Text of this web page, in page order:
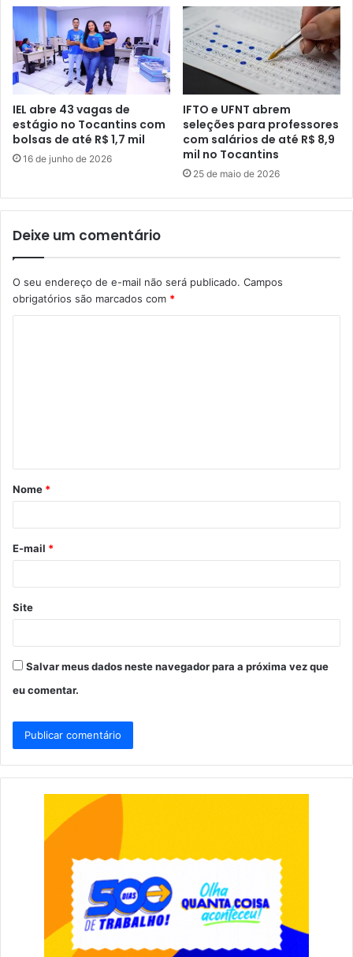
IEL abre 43 vagas de
estágio no Tocantins com
bolsas de até R$ 1,7 mil
16 de junho de 2026
IFTO e UFNT abrem
seleções para professores
com salários de até R$ 8,9
mil no Tocantins
25 de maio de 2026
Deixe um comentário
O seu endereço de e-mail não será publicado. Campos
obrigatórios são marcados com *
á
r
*
Nome *
E-mail *
Site
Salvar meus dados neste navegador para a próxima vez que
eu comentar.